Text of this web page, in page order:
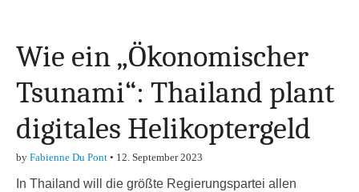
Finanzen,
Marketing-, Vertrieb-
& Investment-Tipps
Wie ein „Ökonomischer
Tsunami“: Thailand plant
digitales Helikoptergeld
by Fabienne Du Pont • 12. September 2023
In Thailand will die größte Regierungspartei allen